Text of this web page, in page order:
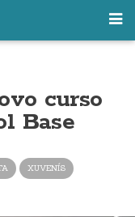
curso
Base
XUVENÍS